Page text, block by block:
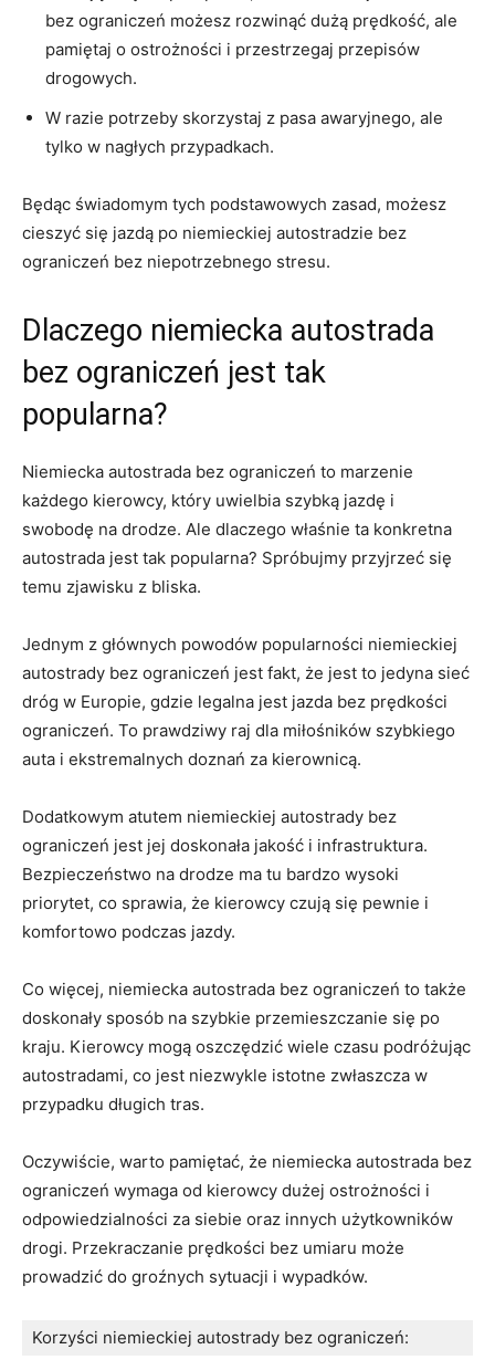
bez ograniczeń możesz rozwinąć dużą prędkość, ale
pamiętaj o‌ ostrożności i przestrzegaj przepisów
drogowych.
W⁤ razie potrzeby skorzystaj z⁤ pasa⁣ awaryjnego, ale
tylko w nagłych przypadkach.
Będąc świadomym tych ⁣podstawowych zasad, możesz
cieszyć‍ się jazdą po niemieckiej autostradzie bez⁢
ograniczeń bez​ niepotrzebnego ‌stresu.
Dlaczego ⁤niemiecka autostrada
bez ograniczeń jest tak
popularna?
Niemiecka autostrada ⁣bez ograniczeń to marzenie
‍każdego kierowcy, który uwielbia​ szybką jazdę i
⁢swobodę na ‌drodze. Ale ‍dlaczego właśnie⁤ ta⁢ konkretna
autostrada⁤ jest ⁣tak popularna? Spróbujmy⁣ przyjrzeć się
temu zjawisku ⁤z bliska.
Jednym z głównych powodów ‌popularności ‌niemieckiej⁢
autostrady bez ograniczeń jest fakt, że jest to jedyna sieć
dróg w Europie, gdzie‍ legalna jest jazda bez prędkości⁤
ograniczeń. To prawdziwy raj dla miłośników szybkiego
auta i ekstremalnych doznań za kierownicą.
Dodatkowym atutem ​niemieckiej autostrady bez
ograniczeń jest jej doskonała‍ jakość i infrastruktura.
‍Bezpieczeństwo na drodze ma tu bardzo wysoki
priorytet, ‌co⁤ sprawia, że kierowcy czują się pewnie i
komfortowo podczas jazdy.
Co‍ więcej, niemiecka ​autostrada bez ograniczeń to także
doskonały sposób⁣ na szybkie przemieszczanie się po
kraju. Kierowcy mogą oszczędzić wiele ‍czasu podróżując
autostradami, ⁢co jest niezwykle istotne zwłaszcza⁢ w
⁤przypadku długich tras.
Oczywiście,​ warto pamiętać, że ⁤niemiecka autostrada bez
ograniczeń‍ wymaga od kierowcy⁤ dużej ostrożności i
odpowiedzialności⁣ za siebie oraz ⁢innych użytkowników
drogi.⁤ Przekraczanie prędkości ‍bez umiaru może
prowadzić do ‍groźnych sytuacji i wypadków.
Korzyści⁤ niemieckiej autostrady bez ​ograniczeń: